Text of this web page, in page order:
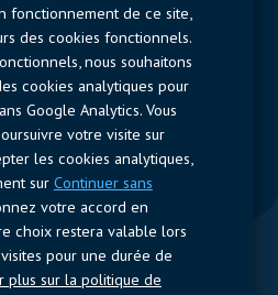
Measurement
Resistors
Fournisseurs Jobs
fonctionnement de ce site,
des cookies fonctionnels.
nous souhaitons
cookies analytiques pour
Google Analytics. Vous
votre visite sur
les cookies analytiques,
sur Continuer sans
votre accord en
choix restera valable lors
pour une durée de
plus sur la politique de